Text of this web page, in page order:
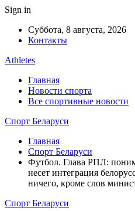
Sign in
Суббота, 8 августа, 2026
Контакты
Athletes
Главная
Новости спорта
Все спортивные новости
Спорт Беларуси
Главная
Спорт Беларуси
Футбол. Глава РПЛ:
несет интеграция
ничего, кроме слов
Спорт Беларуси